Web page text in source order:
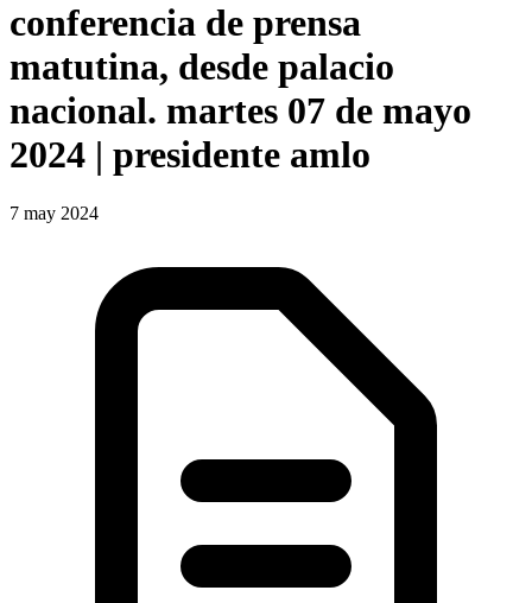
conferencia de prensa
matutina, desde palacio
nacional. martes 07 de mayo
2024 | presidente amlo
7 may 2024